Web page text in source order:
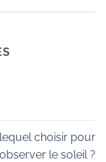
choisir pour
observer le soleil ?